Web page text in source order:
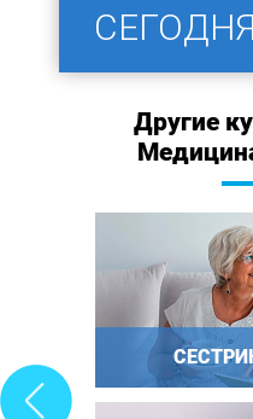
СЕГОДНЯ
Другие